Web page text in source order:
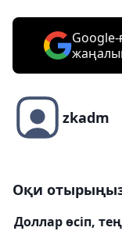
zkadm
Оқи
Доллар өсіп,